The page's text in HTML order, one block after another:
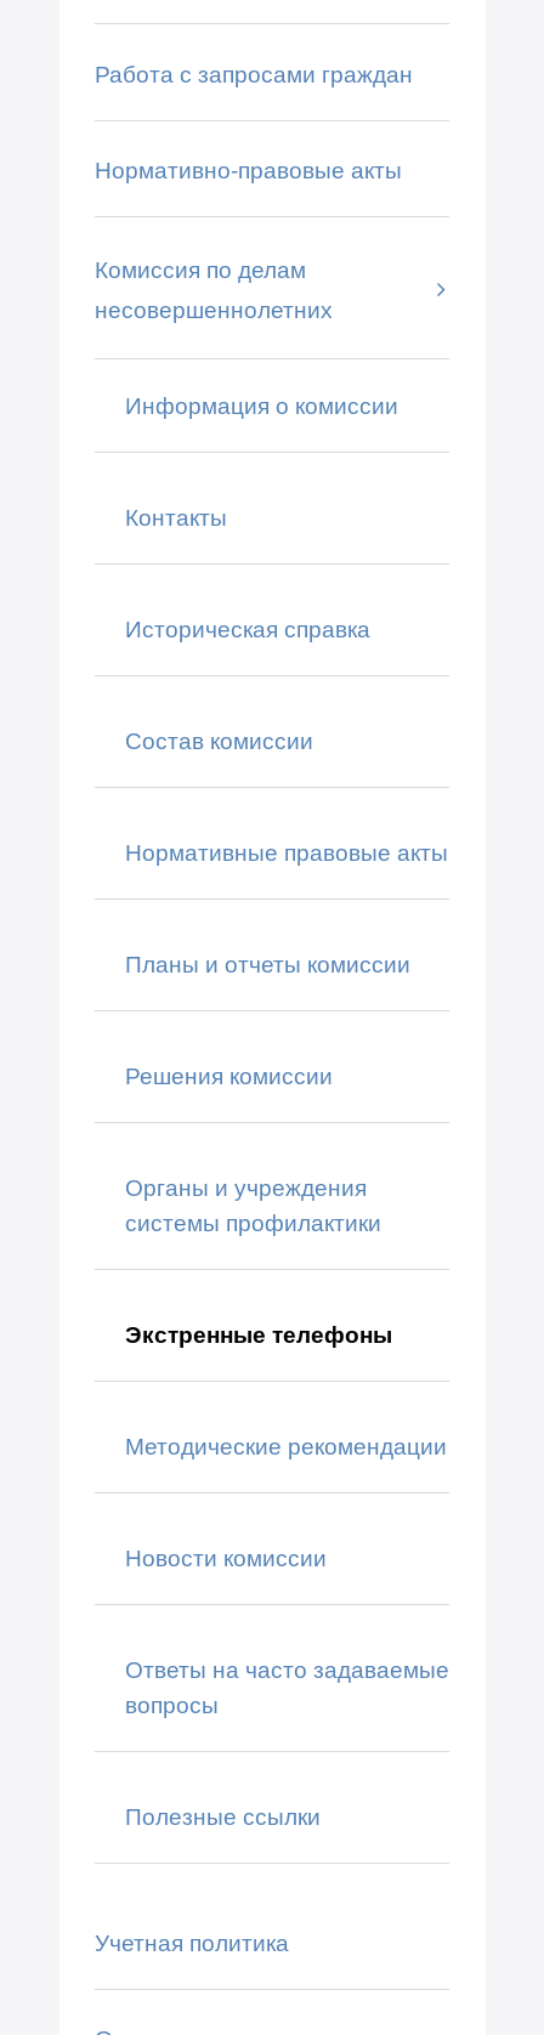
Работа с запросами граждан
Нормативно-правовые акты
Комиссия по делам
несовершеннолетних
Информация о комиссии
Контакты
Историческая справка
Состав комиссии
Нормативные правовые акты
Планы и отчеты комиссии
Решения комиссии
Органы и учреждения
системы профилактики
Экстренные телефоны
Методические рекомендации
Новости комиссии
Ответы на часто задаваемые
вопросы
Полезные ссылки
Учетная политика